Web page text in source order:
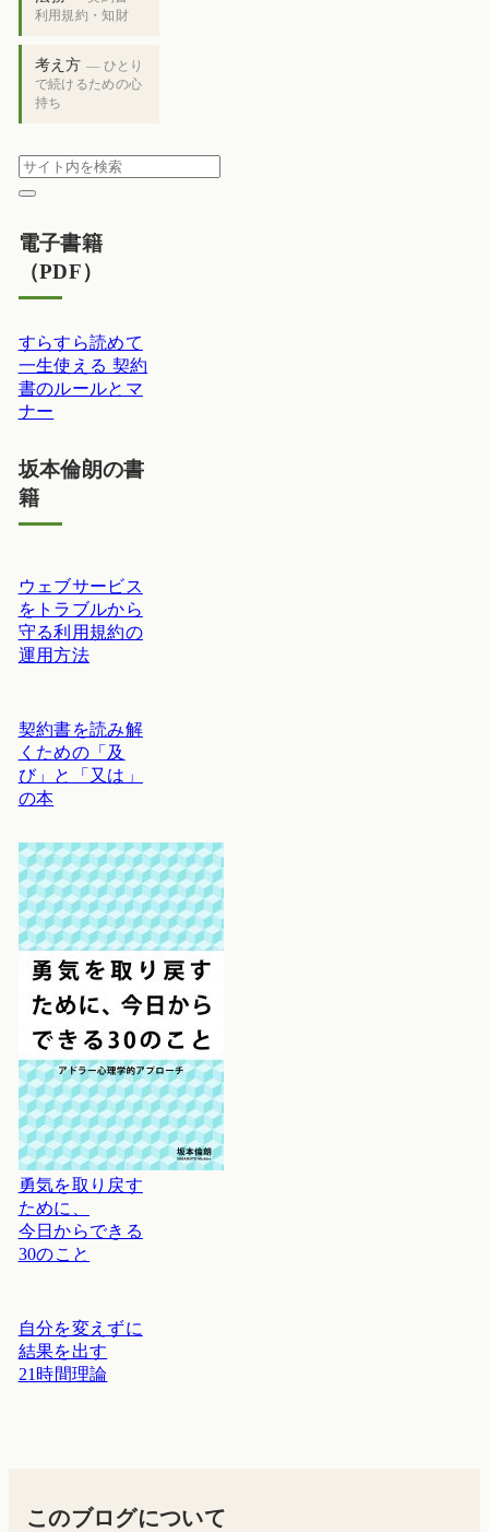
利用規約・知財
考え方 — ひとり
で続けるための心
持ち
電子書籍
（PDF）
すらすら読めて
一生使える 契約
書のルールとマ
ナー
坂本倫朗の書
籍
ウェブサービス
をトラブルから
守る利用規約の
運用方法
契約書を読み解
くための「及
び」と「又は」
の本
勇気を取り戻す
ために、
今日からできる
30のこと
自分を変えずに
結果を出す
21時間理論
このブログについて